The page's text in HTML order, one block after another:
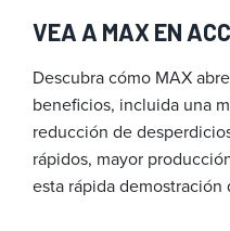
VEA A MAX EN
Descubra cómo MAX
beneficios, incluida una
reducción de
rápidos, mayor
esta rápida demostración